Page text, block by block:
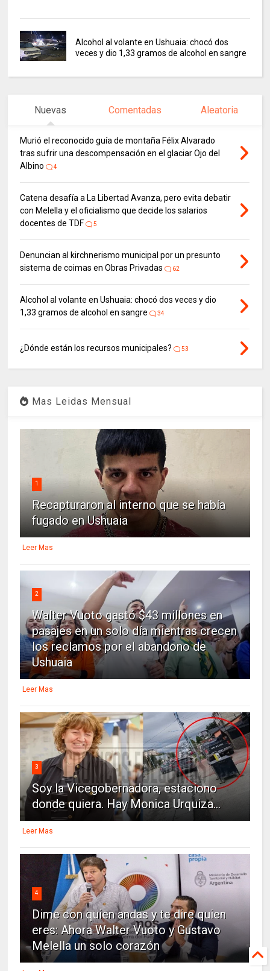
Alcohol al volante en Ushuaia: chocó dos
veces y dio 1,33 gramos de alcohol en sangre
Nuevas Comentadas Aleatoria
Murió el reconocido guía de montaña Félix Alvarado
tras sufrir una descompensación en el glaciar Ojo del
Albino
4
Catena desafía a La Libertad Avanza, pero evita debatir
con Melella y el oficialismo que decide los salarios
docentes de TDF
5
Denuncian al kirchnerismo municipal por un presunto
sistema de coimas en Obras Privadas
62
Alcohol al volante en Ushuaia: chocó dos veces y dio
1,33 gramos de alcohol en sangre
34
¿Dónde están los recursos municipales? 53
Mas Leidas Mensual
1
Recapturaron al interno que se había
fugado en Ushuaia
Leer Mas
2
Walter Vuoto gastó $43 millones en
pasajes en un solo día mientras crecen
los reclamos por el abandono de
Ushuaia
Leer Mas
3
Soy la Vicegobernadora, estaciono
donde quiera. Hay Monica Urquiza...
Leer Mas
4
Dime con quien andas y te dire quien
eres: Ahora Walter Vuoto y Gustavo
Melella un solo corazón